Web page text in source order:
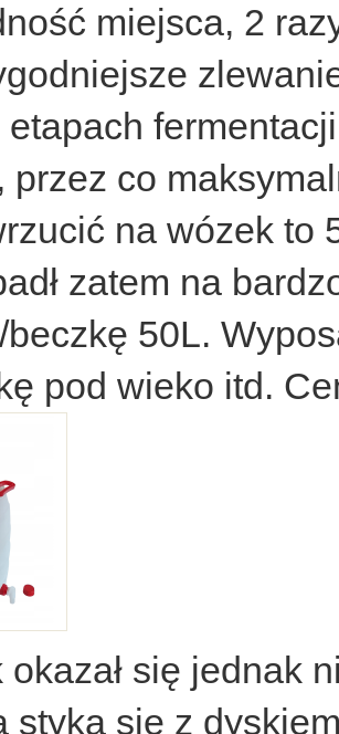
miejsca, 2
etapach
przez co
na wózek to
zatem na
50L.
pod wieko itd.
okazał się jednak
styka się z